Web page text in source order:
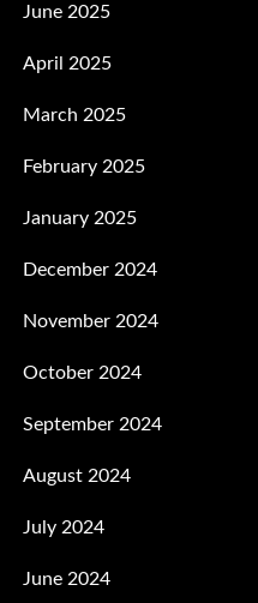
June 2025
April 2025
March 2025
February 2025
January 2025
December 2024
November 2024
October 2024
September 2024
August 2024
July 2024
June 2024